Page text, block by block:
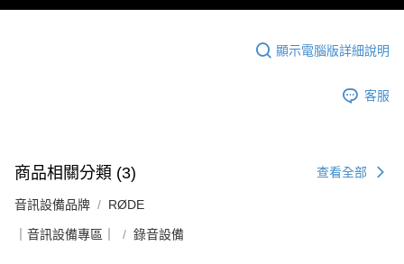
顯示電腦版詳細說明
客服
商品相關分類 (3) 查看全部
音訊設備品牌 RØDE
｜音訊設備專區｜ 錄音設備